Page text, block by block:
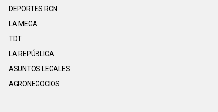
DEPORTES RCN
LA MEGA
TDT
LA REPÚBLICA
ASUNTOS LEGALES
AGRONEGOCIOS